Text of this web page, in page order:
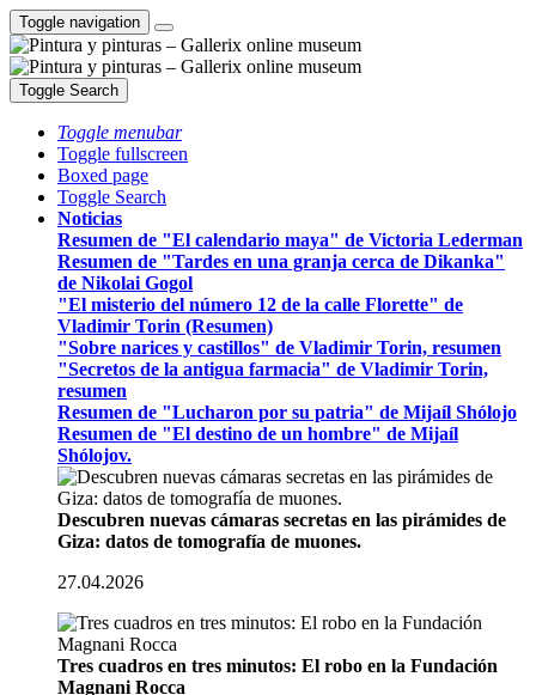
Toggle navigation
Toggle Search
Toggle menubar
Toggle fullscreen
Boxed page
Toggle Search
Noticias
Resumen de "El calendario maya" de Victoria Lederman
Resumen de "Tardes en una granja cerca de Dikanka"
de Nikolai Gogol
"El misterio del número 12 de la calle Florette" de
Vladimir Torin (Resumen)
"Sobre narices y castillos" de Vladimir Torin, resumen
"Secretos de la antigua farmacia" de Vladimir Torin,
resumen
Resumen de "Lucharon por su patria" de Mijaíl Shólojo
Resumen de "El destino de un hombre" de Mijaíl
Shólojov.
Descubren nuevas cámaras secretas en las pirámides de
Giza: datos de tomografía de muones.
27.04.2026
Tres cuadros en tres minutos: El robo en la Fundación
Magnani Rocca